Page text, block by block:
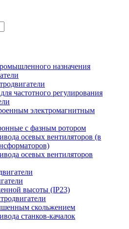
назначения
частотного регулирования
электромагнитным
с фазным ротором
осевых вентиляторов (в
осевых вентиляторов
высоты (IP23)
скольжением
станков-качалок